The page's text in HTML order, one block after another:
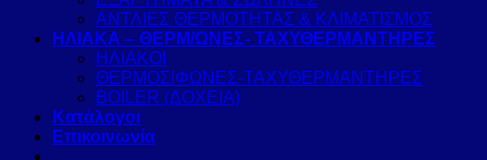
ΑΝΤΛΙΕΣ ΘΕΡΜΟΤΗΤΑΣ & ΚΛΙΜΑΤΙΣΜΟΣ
ΗΛΙΑΚΑ – ΘΕΡΜ/ΩΝΕΣ- ΤΑΧΥΘΕΡΜΑΝΤΗΡΕΣ
ΗΛΙΑΚΟΙ
ΘΕΡΜΟΣΙΦΩΝΕΣ-ΤΑΧΥΘΕΡΜΑΝΤΗΡΕΣ
BOILER (ΔΟΧΕΙΑ)
Κατάλογοι
Επικοινωνία